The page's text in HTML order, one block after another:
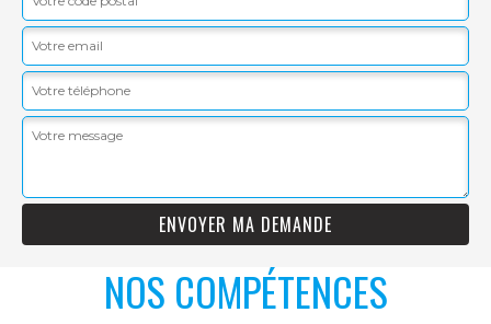
NOS COMPÉTENCES